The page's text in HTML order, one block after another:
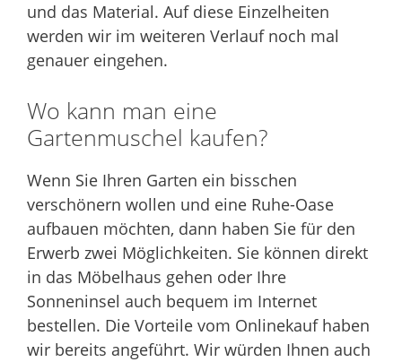
und das Material. Auf diese Einzelheiten
werden wir im weiteren Verlauf noch mal
genauer eingehen.
Wo kann man eine
Gartenmuschel kaufen?
Wenn Sie Ihren Garten ein bisschen
verschönern wollen und eine Ruhe-Oase
aufbauen möchten, dann haben Sie für den
Erwerb zwei Möglichkeiten. Sie können direkt
in das Möbelhaus gehen oder Ihre
Sonneninsel auch bequem im Internet
bestellen. Die Vorteile vom Onlinekauf haben
wir bereits angeführt. Wir würden Ihnen auch